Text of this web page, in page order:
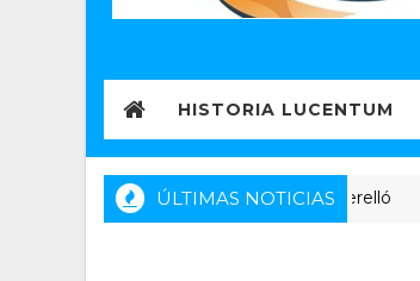
HISTORIA LUCENTUM
ÚLTIMAS NOTICIAS